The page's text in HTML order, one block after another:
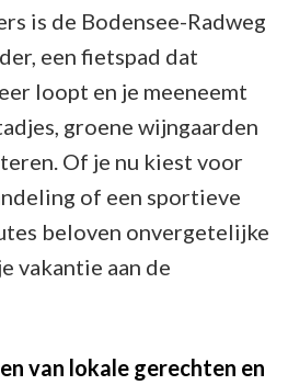
is de Bodensee-Radweg
een fietspad dat
loopt en je meeneemt
groene wijngaarden
Of je nu kiest voor
of een sportieve
beloven onvergetelijke
vakantie aan de
van lokale gerechten en